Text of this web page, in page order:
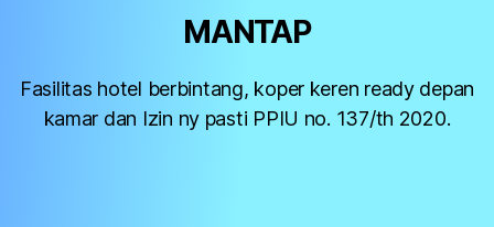
MANTAP
Fasilitas hotel berbintang, koper keren ready depan
kamar dan Izin ny pasti PPIU no. 137/th 2020.